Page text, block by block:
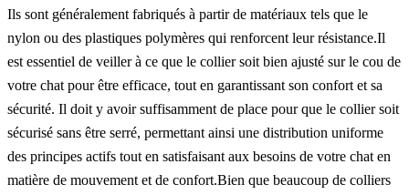
Ils sont généralement fabriqués à partir de matériaux tels que le
nylon ou des plastiques polymères qui renforcent leur résistance.Il
est essentiel de veiller à ce que le collier soit bien ajusté sur le cou de
votre chat pour être efficace, tout en garantissant son confort et sa
sécurité. Il doit y avoir suffisamment de place pour que le collier soit
sécurisé sans être serré, permettant ainsi une distribution uniforme
des principes actifs tout en satisfaisant aux besoins de votre chat en
matière de mouvement et de confort.Bien que beaucoup de colliers